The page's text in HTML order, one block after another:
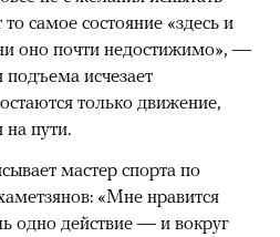
самое состояние «здесь и
оно почти недостижимо», —
исчезает
только движение,
на пути.
мастер спорта по
«Мне нравится
одно действие — и вокруг